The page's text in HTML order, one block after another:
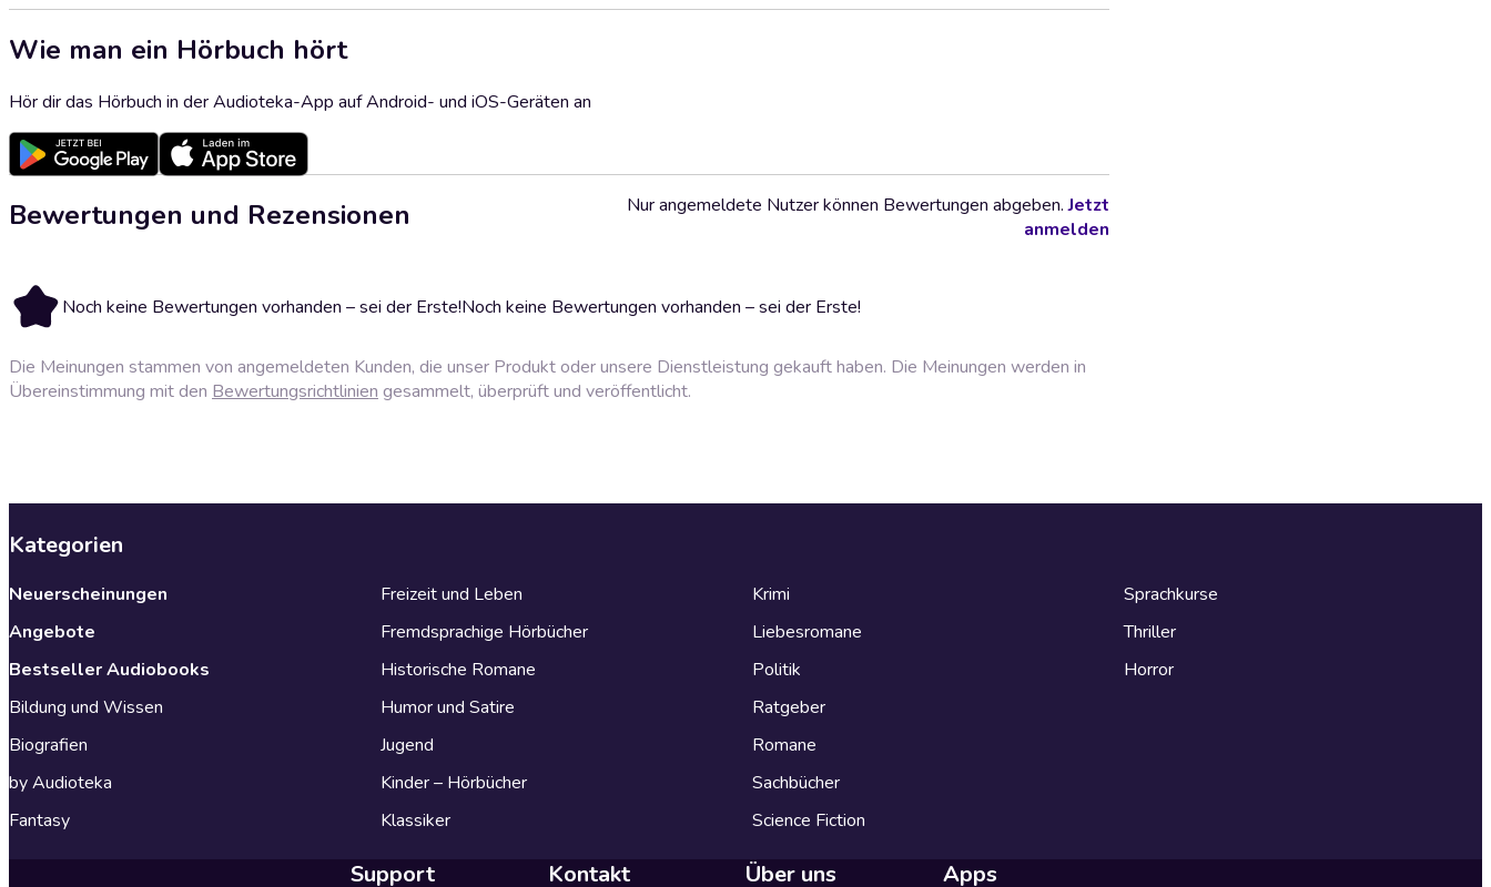
Wie man ein Hörbuch hört
Hör dir das Hörbuch in der Audioteka-App auf Android- und iOS-Geräten an
Bewertungen und Rezensionen
Noch keine Bewertungen vorhanden – sei der Erste!Noch keine Bewertungen vorhanden – sei der Erste!
Nur angemeldete Nutzer können Bewertungen abgeben.Jetzt
anmelden
Die Meinungen stammen von angemeldeten Kunden, die unser Produkt oder unsere Dienstleistung gekauft haben. Die Meinungen werden in
Übereinstimmung mit den Bewertungsrichtlinien gesammelt, überprüft und veröffentlicht.
Kategorien
Neuerscheinungen
Angebote
Bestseller Audiobooks
Bildung und Wissen
Biografien
by Audioteka
Fantasy
Freizeit und Leben
Fremdsprachige Hörbücher
Historische Romane
Humor und Satire
Jugend
Kinder – Hörbücher
Klassiker
Krimi
Liebesromane
Politik
Ratgeber
Romane
Sachbücher
Science Fiction
Sprachkurse
Thriller
Horror
Support Kontakt Über uns Apps